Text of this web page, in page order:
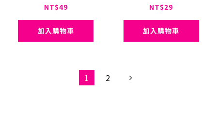
NT$49
加入購物車
NT$29
加入購物車
1 2